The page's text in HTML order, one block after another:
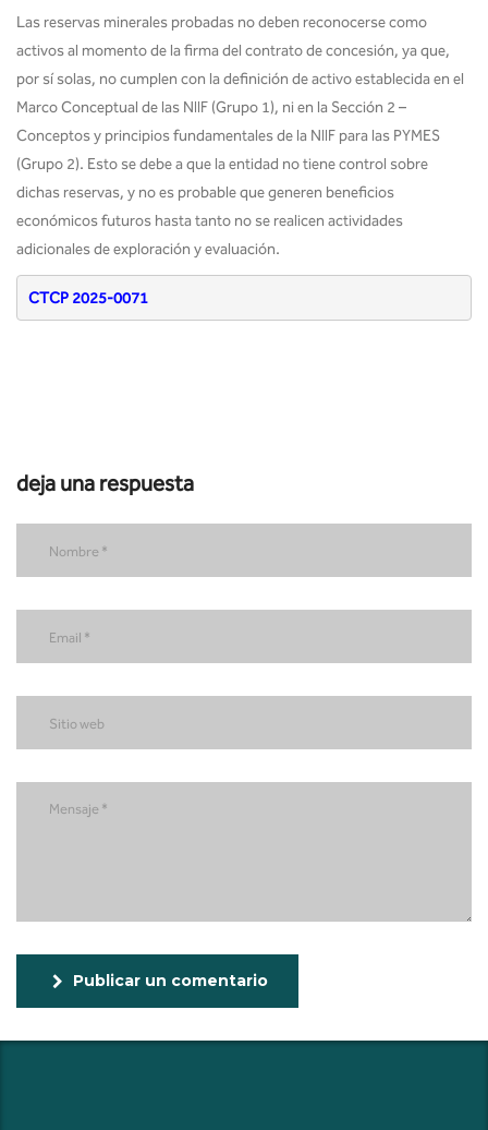
Las reservas minerales probadas no deben reconocerse como
activos al momento de la firma del contrato de concesión, ya que,
por sí solas, no cumplen con la definición de activo establecida en el
Marco Conceptual de las NIIF (Grupo 1), ni en la Sección 2 –
Conceptos y principios fundamentales de la NIIF para las PYMES
(Grupo 2). Esto se debe a que la entidad no tiene control sobre
dichas reservas, y no es probable que generen beneficios
económicos futuros hasta tanto no se realicen actividades
adicionales de exploración y evaluación.
CTCP 2025-0071
deja una respuesta
Publicar un comentario